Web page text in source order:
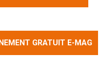
GRATUIT E-MAG